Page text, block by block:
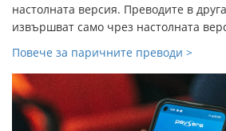
настолната версия. Преводите в
извършват само чрез настолната
Повече за паричните преводи >